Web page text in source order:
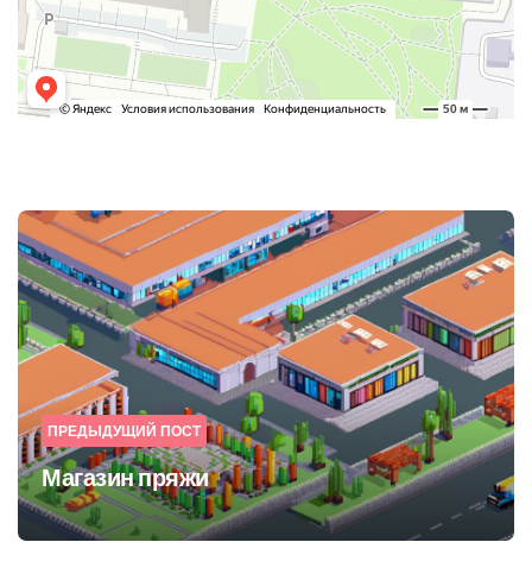
Post
navigation
ПРЕДЫДУЩИЙ ПОСТ
Магазин пряжи